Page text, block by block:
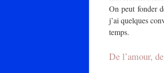
On peut fonder
j’ai quelques
temps.
De l’amour,